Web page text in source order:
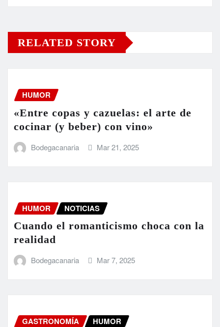
RELATED STORY
HUMOR
«Entre copas y cazuelas: el arte de
cocinar (y beber) con vino»
Bodegacanaria Mar 21, 2025
HUMOR NOTICIAS
Cuando el romanticismo choca con la
realidad
Bodegacanaria Mar 7, 2025
GASTRONOMÍA HUMOR